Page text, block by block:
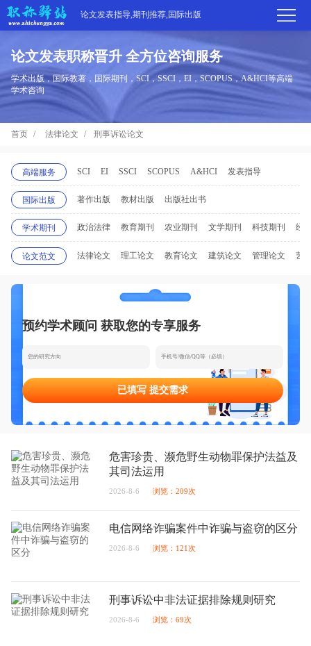
论文发表指导,期刊推荐,国际出版
首
页
学
论文发表职称晋升 全方位咨询服务
学术出版，国际教著，国际期刊，SCI，SSCI，EI，SCOPUS，A&HCI等高端
学术咨询
首页 法律论文 刑事诉讼论文
高端服务 SCI EI SSCI SCOPUS A&HCI 发表指导
国际出版 著作出版 教材出版 出版社出书
学术期刊 政治法律 教育期刊 农业期刊 文学期刊 科技期刊 经
论文范文 法律论文 理工论文 教育论文 建筑论文 管理论文 艺
预约学术顾问 获取您的专享服务
已填写 提交需求
危害珍贵、濒危野生动物罪保护法益及
其司法运用
2026-8-6 浏览：209次
电信网络诈骗案件中诈骗与盗窃的区分
2026-8-6 浏览：121次
刑事诉讼中非法证据排除规则研究
2026-8-6 浏览：69次